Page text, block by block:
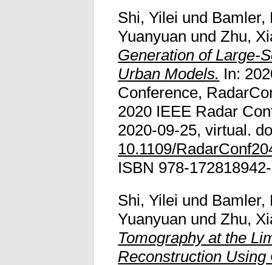
Shi, Yilei und Bamler,
Yuanyuan undZhu,
Generation of Large-
Urban Models. In:
Conference,
2020 IEEE Radar
2020-09-25, virtual.
10.1109/
ISBN 978-
Shi, Yilei und Bamler,
Yuanyuan undZhu,
Tomography at the
Reconstruction